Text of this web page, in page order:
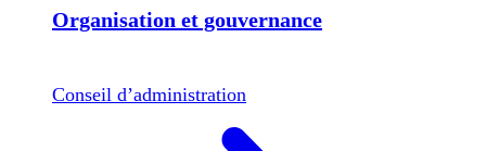
Organisation et gouvernance
Conseil d’administration